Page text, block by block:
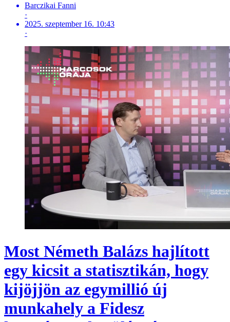
Barczikai Fanni
·
2025. szeptember 16. 10:43
·
Most Németh Balázs hajlított
egy kicsit a statisztikán, hogy
kijöjjön az egymillió új
munkahely a Fidesz